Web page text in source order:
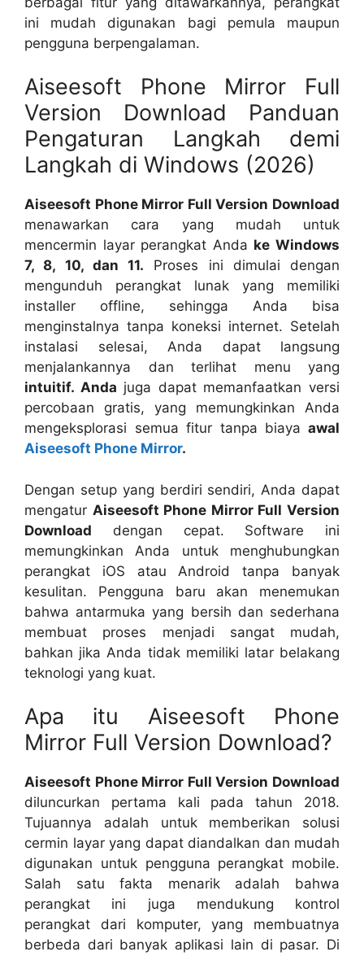
ini mudah digunakan bagi pemula maupun
pengguna berpengalaman.
Aiseesoft Phone Mirror Full
Version Download Panduan
Pengaturan Langkah demi
Langkah di Windows (2026)
Aiseesoft Phone Mirror Full Version Download
menawarkan cara yang mudah untuk
mencermin layar perangkat Anda ke Windows
7, 8, 10, dan 11. Proses ini dimulai dengan
mengunduh perangkat lunak yang memiliki
installer offline, sehingga Anda bisa
menginstalnya tanpa koneksi internet. Setelah
instalasi selesai, Anda dapat langsung
menjalankannya dan terlihat menu yang
intuitif. Anda juga dapat memanfaatkan versi
percobaan gratis, yang memungkinkan Anda
mengeksplorasi semua fitur tanpa biaya awal
Aiseesoft Phone Mirror.
Dengan setup yang berdiri sendiri, Anda dapat
mengatur Aiseesoft Phone Mirror Full Version
Download dengan cepat. Software ini
memungkinkan Anda untuk menghubungkan
perangkat iOS atau Android tanpa banyak
kesulitan. Pengguna baru akan menemukan
bahwa antarmuka yang bersih dan sederhana
membuat proses menjadi sangat mudah,
bahkan jika Anda tidak memiliki latar belakang
teknologi yang kuat.
Apa itu Aiseesoft Phone
Mirror Full Version Download?
Aiseesoft Phone Mirror Full Version Download
diluncurkan pertama kali pada tahun 2018.
Tujuannya adalah untuk memberikan solusi
cermin layar yang dapat diandalkan dan mudah
digunakan untuk pengguna perangkat mobile.
Salah satu fakta menarik adalah bahwa
perangkat ini juga mendukung kontrol
perangkat dari komputer, yang membuatnya
berbeda dari banyak aplikasi lain di pasar. Di